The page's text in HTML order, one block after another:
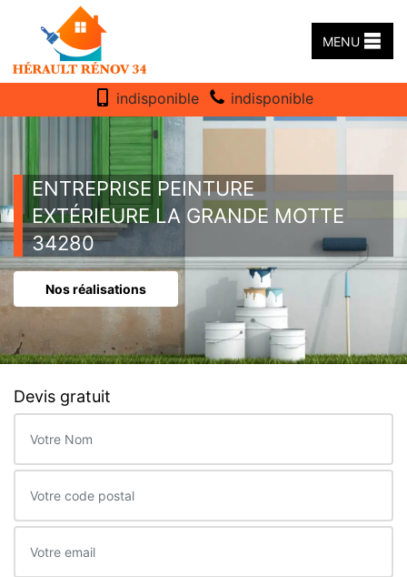
MENU
indisponible indisponible
ENTREPRISE PEINTURE
EXTÉRIEURE LA GRANDE MOTTE
34280
Nos réalisations
Devis gratuit